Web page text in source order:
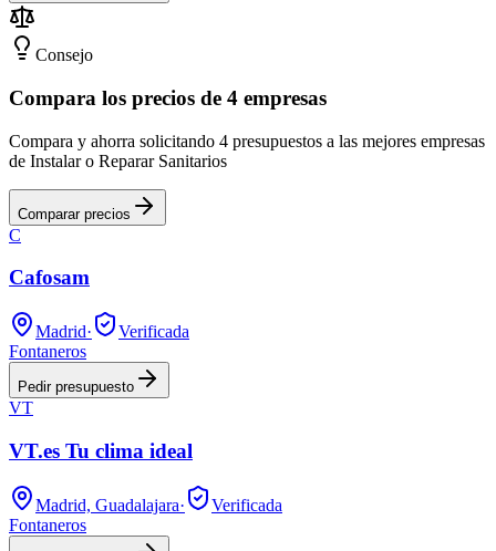
Consejo
Compara los precios de 4 empresas
Compara y ahorra solicitando 4 presupuestos a las mejores empresas
de Instalar o Reparar Sanitarios
Comparar precios
C
Cafosam
Madrid·
Verificada
Fontaneros
Pedir presupuesto
VT
VT.es Tu clima ideal
Madrid, Guadalajara·
Verificada
Fontaneros